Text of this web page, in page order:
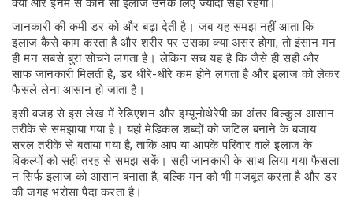
क्या और इनमें से कौन सा इलाज उनके लिए ज्यादा सही रहेगा।
जानकारी की कमी डर को और बढ़ा देती है। जब यह समझ नहीं आता कि
इलाज कैसे काम करता है और शरीर पर उसका क्या असर होगा, तो इंसान मन
ही मन सबसे बुरा सोचने लगता है। लेकिन सच यह है कि जैसे ही सही और
साफ जानकारी मिलती है, डर धीरे-धीरे कम होने लगता है और इलाज को लेकर
फैसले लेना आसान हो जाता है।
इसी वजह से इस लेख में रेडिएशन और इम्यूनोथेरेपी का अंतर बिल्कुल आसान
तरीके से समझाया गया है। यहां मेडिकल शब्दों को जटिल बनाने के बजाय
सरल तरीके से बताया गया है, ताकि आप या आपके परिवार वाले इलाज के
विकल्पों को सही तरह से समझ सकें। सही जानकारी के साथ लिया गया फैसला
न सिर्फ इलाज को आसान बनाता है, बल्कि मन को भी मजबूत करता है और डर
की जगह भरोसा पैदा करता है।